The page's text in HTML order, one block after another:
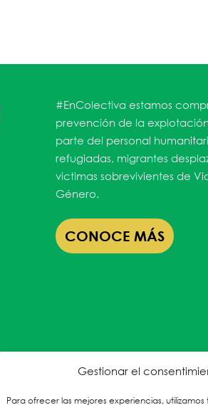
Gestionar el
Para ofrecer las mejores experiencias,
#EnColectiva estamos
prevención de la
parte del personal
refugiadas, migrantes
victimas sobrevivientes de
Género.
CONOCE MÁS